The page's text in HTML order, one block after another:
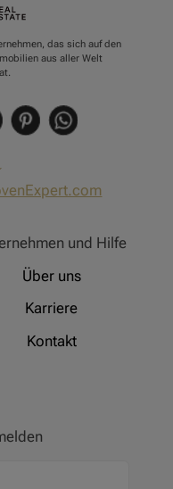
das sich auf den
aus aller Welt
und Hilfe
Über uns
Karriere
Kontakt